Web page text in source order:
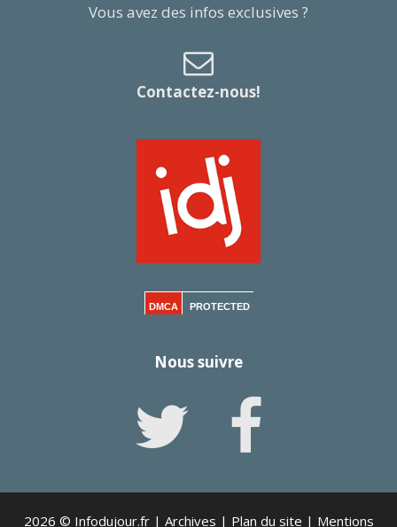
Vous avez des infos exclusives ?
Contactez-nous!
DMCA PROTECTED
Nous suivre
2026 © Infodujour.fr | Archives | Plan du site | Mentions